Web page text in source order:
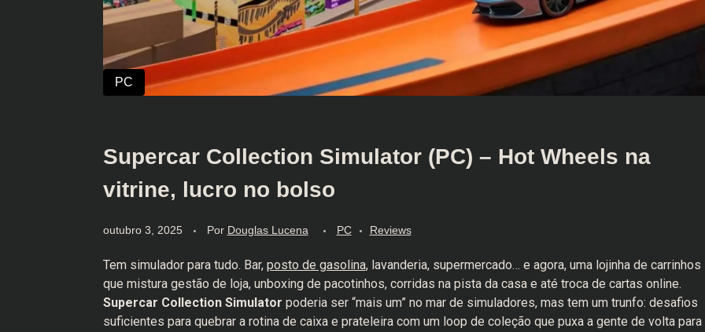
Supercar Collection Simulator (PC) – Hot Wheels na
vitrine, lucro no bolso
outubro 3, 2025 Por Douglas Lucena PC Reviews
Tem simulador para tudo. Bar, posto de gasolina, lavanderia, supermercado… e agora, uma lojinha de carrinhos
que mistura gestão de loja, unboxing de pacotinhos, corridas na pista da casa e até troca de cartas online.
Supercar Collection Simulator poderia ser “mais um” no mar de simuladores, mas tem um trunfo: desafios
suficientes para quebrar a rotina de caixa e prateleira com um loop de coleção que puxa a gente de volta para